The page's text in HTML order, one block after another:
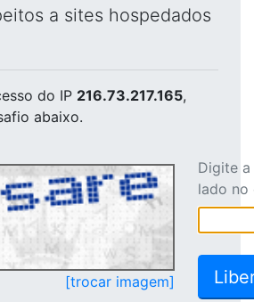
a sites hospedados
do IP 216.73.217.165,
abaixo.
[trocar imagem]
Digite
lado no